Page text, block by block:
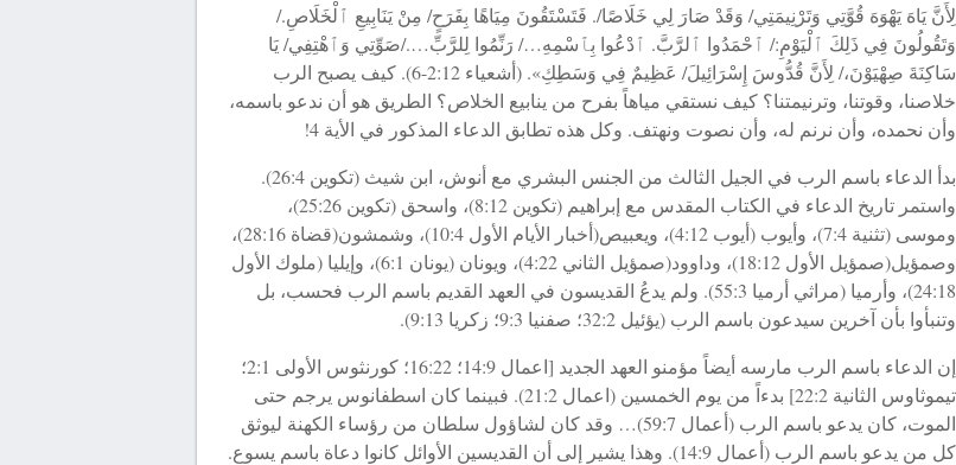
لِأَنَّ يَاهَ يَهْوَهَ قُوَّتِي وَتَرْنِيمَتِي/ وَقَدْ صَارَ لِي خَلَاصًا/. فَتَسْتَقُونَ مِيَاهًا بِفَرَحٍ/ مِنْ يَنَابِيعِ ٱلْخَلَاصِ./
وَتَقُولُونَ فِي ذَلِكَ ٱلْيَوْمِ:/ ٱحْمَدُوا ٱلرَّبَّ. ٱدْعُوا بِٱسْمِهِ…/ رَنِّمُوا لِلرَّبِّ…./صَوِّتِي وَٱهْتِفِي/ يَا
سَاكِنَةَ صِهْيَوْنَ،/ لِأَنَّ قُدُّوسَ إِسْرَائِيلَ/ عَظِيمٌ فِي وَسَطِكِ». (أشعياء 2:12-6). كيف يصبح الرب
خلاصنا، وقوتنا، وترنيمتنا؟ كيف نستقي مياهاً بفرح من ينابيع الخلاص؟ الطريق هو أن ندعو باسمه،
وأن نحمده، وأن نرنم له، وأن نصوت ونهتف. وكل هذه تطابق الدعاء المذكور في الأية 4!
بدأ الدعاء باسم الرب في الجيل الثالث من الجنس البشري مع أنوش، ابن شيث (تكوين 26:4).
واستمر تاريخ الدعاء في الكتاب المقدس مع إبراهيم (تكوين 8:12)، واسحق (تكوين 25:26)،
وموسى (تثنية 7:4)، وأيوب (أيوب 4:12)، ويعبيص(أخبار الأيام الأول 10:4)، وشمشون(قضاة 28:16)،
وصمؤيل(صمؤيل الأول 18:12)، وداوود(صمؤيل الثاني 4:22)، ويونان (يونان 6:1)، وإيليا (ملوك الأول
24:18)، وأرميا (مراثي أرميا 55:3). ولم يدعُ القديسون في العهد القديم باسم الرب فحسب، بل
وتنبأوا بأن آخرين سيدعون باسم الرب (يؤئيل 32:2؛ صفنيا 9:3؛ زكريا 9:13).
إن الدعاء باسم الرب مارسه أيضاً مؤمنو العهد الجديد [اعمال 14:9؛ 16:22؛ كورنثوس الأولى 2:1؛
تيموثاوس الثانية 22:2] بدءاً من يوم الخمسين (اعمال 21:2). فبينما كان اسطفانوس يرجم حتى
الموت، كان يدعو باسم الرب (أعمال 59:7)… وقد كان لشاؤول سلطان من رؤساء الكهنة ليوثق
كل من يدعو باسم الرب (أعمال 14:9). وهذا يشير إلى أن القديسين الأوائل كانوا دعاة باسم يسوع.